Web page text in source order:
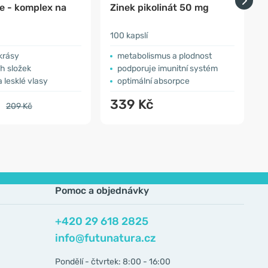
- komplex na
složek
lesklé vlasy
209 Kč
Zinek pikolinát 50 mg
100 kapslí
metabolismus a plodnost
podporuje imunitní systém
optimální absorpce
339 Kč
Pomoc a objednávky
+420 29 618 2825
info@futunatura.cz
Pondělí - čtvrtek: 8:00 - 16:00